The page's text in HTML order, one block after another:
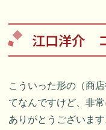
江口洋介
こういった形の（商
てなんですけど、非
ありがとうございま